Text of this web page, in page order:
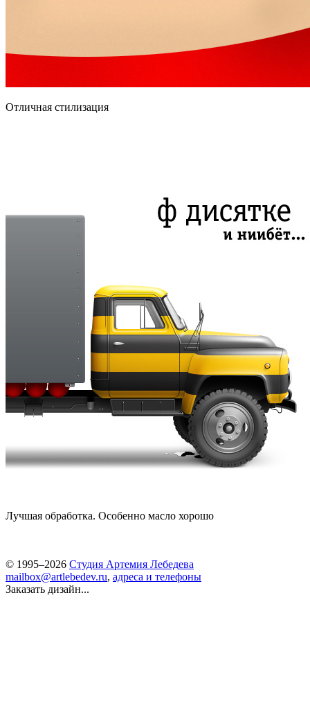
Отличная стилизация
Лучшая обработка. Особенно масло хорошо
© 1995–2026 Студия Артемия Лебедева
mailbox@artlebedev.ru, адреса и телефоны
Заказать дизайн...